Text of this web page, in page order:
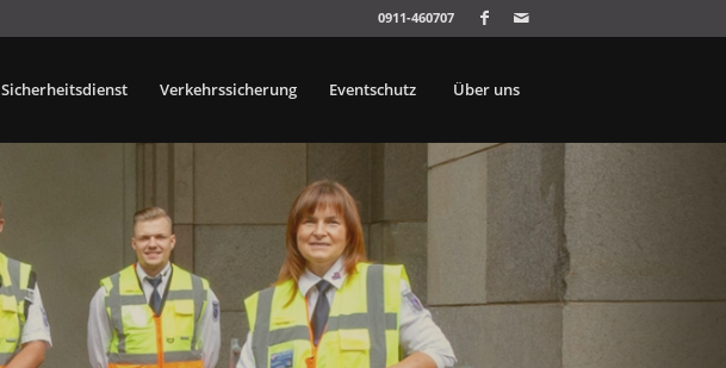
0911-460707
Sicherheitsdienst Verkehrssicherung Eventschutz Über uns